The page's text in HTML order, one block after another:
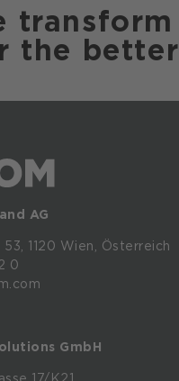
transform
the better
AG
53, 1120 Wien, Österreich
0
GmbH
17/K21,